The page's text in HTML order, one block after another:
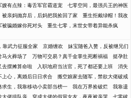
嫂有点辣：毒舌军官霸道宠
七零空间，最强兵王的神医
被亲妈抛弃后，后妈把我捡回了家
重生拒戴绿帽！我改
被骗婚嫁你死对头
重生七零，末世女带着异能杀疯
靠武力征服全家 京婚缠欢
妹宝随爸入赘，反被继兄们
马火葬场了 万物可交易？真千金掌生死断祸福
挺孕肚
去摆摊算命啦 入职地府当法官，死了都还要上班
消失
上心，离婚后日日求合
搬空娘家去随军，禁欲大佬破戒
求生，我靠移动小卖部当榜一 我在万界捡破烂
我靠遗
大佬排队亲 穿成大佬的假冒女友，夜夜被亲哭
七零破